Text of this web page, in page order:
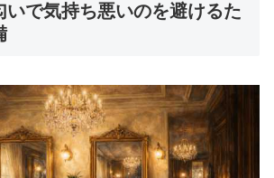
いで気持ち悪いのを避けるた